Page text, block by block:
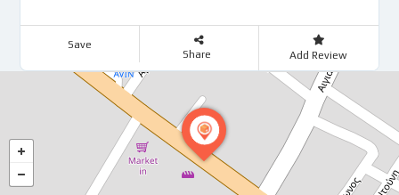
Save
Share Add Review